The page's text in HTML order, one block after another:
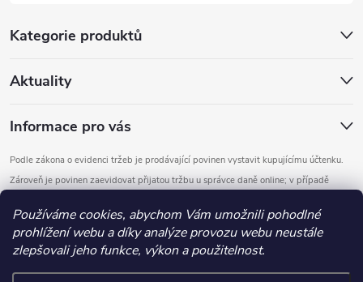
Používáme cookies, abychom Vám umožnili pohodlné
prohlížení webu a díky analýze provozu webu neustále
zlepšovali jeho funkce, výkon a použitelnost.
Kategorie produktů
Aktuality
Informace pro vás
Podle zákona o evidenci tržeb je prodávající povinen vystavit kupujícímu účtenku.
Zároveň je povinen zaevidovat přijatou tržbu u správce daně online; v případě
Copyright 2026DOMYS. Všechna práva vyhrazena.